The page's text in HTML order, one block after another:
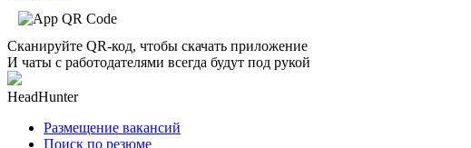
Сканируйте QR-код, чтобы скачать приложение
И чаты с работодателями всегда будут под рукой
HeadHunter
Размещение вакансий
Поиск по резюме